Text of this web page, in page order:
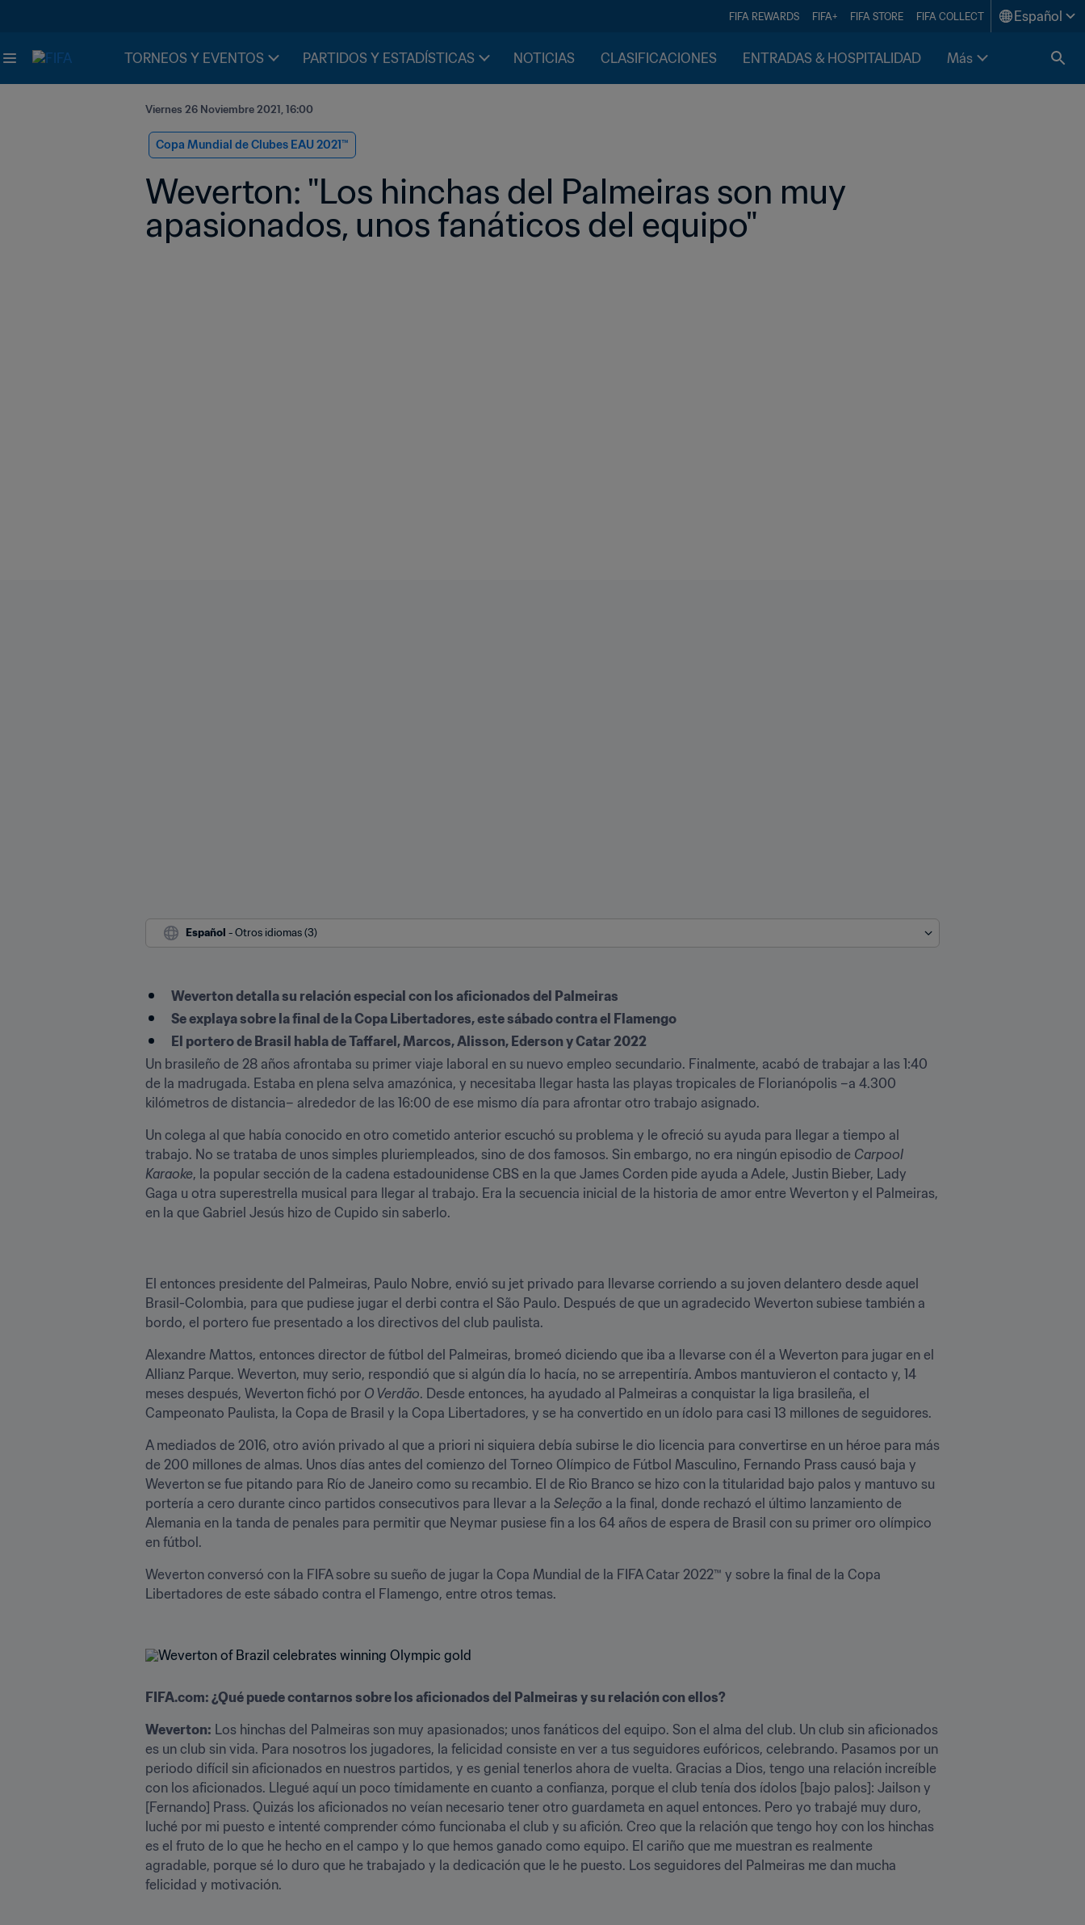
FIFA REWARDS FIFA+ FIFA STORE FIFA COLLECT Español
TORNEOS Y EVENTOS PARTIDOS Y ESTADÍSTICAS NOTICIAS CLASIFICACIONES ENTRADAS & HOSPITALIDAD Más
Viernes 26 Noviembre 2021, 16:00
Copa Mundial de Clubes EAU 2021™
Weverton: "Los hinchas del Palmeiras son muy
apasionados, unos fanáticos del equipo"
Español - Otros idiomas (3)
Weverton detalla su relación especial con los aficionados del Palmeiras
Se explaya sobre la final de la Copa Libertadores, este sábado contra el Flamengo
El portero de Brasil habla de Taffarel, Marcos, Alisson, Ederson y Catar 2022
Un brasileño de 28 años afrontaba su primer viaje laboral en su nuevo empleo secundario. Finalmente, acabó de trabajar a las 1:40
de la madrugada. Estaba en plena selva amazónica, y necesitaba llegar hasta las playas tropicales de Florianópolis –a 4.300
kilómetros de distancia– alrededor de las 16:00 de ese mismo día para afrontar otro trabajo asignado.
Un colega al que había conocido en otro cometido anterior escuchó su problema y le ofreció su ayuda para llegar a tiempo al
trabajo. No se trataba de unos simples pluriempleados, sino de dos famosos. Sin embargo, no era ningún episodio de Carpool
Karaoke, la popular sección de la cadena estadounidense CBS en la que James Corden pide ayuda a Adele, Justin Bieber, Lady
Gaga u otra superestrella musical para llegar al trabajo. Era la secuencia inicial de la historia de amor entre Weverton y el Palmeiras,
en la que Gabriel Jesús hizo de Cupido sin saberlo.
El entonces presidente del Palmeiras, Paulo Nobre, envió su jet privado para llevarse corriendo a su joven delantero desde aquel
Brasil-Colombia, para que pudiese jugar el derbi contra el São Paulo. Después de que un agradecido Weverton subiese también a
bordo, el portero fue presentado a los directivos del club paulista.
Alexandre Mattos, entonces director de fútbol del Palmeiras, bromeó diciendo que iba a llevarse con él a Weverton para jugar en el
Allianz Parque. Weverton, muy serio, respondió que si algún día lo hacía, no se arrepentiría. Ambos mantuvieron el contacto y, 14
meses después, Weverton fichó por O Verdão. Desde entonces, ha ayudado al Palmeiras a conquistar la liga brasileña, el
Campeonato Paulista, la Copa de Brasil y la Copa Libertadores, y se ha convertido en un ídolo para casi 13 millones de seguidores.
A mediados de 2016, otro avión privado al que a priori ni siquiera debía subirse le dio licencia para convertirse en un héroe para más
de 200 millones de almas. Unos días antes del comienzo del Torneo Olímpico de Fútbol Masculino, Fernando Prass causó baja y
Weverton se fue pitando para Río de Janeiro como su recambio. El de Rio Branco se hizo con la titularidad bajo palos y mantuvo su
portería a cero durante cinco partidos consecutivos para llevar a la Seleção a la final, donde rechazó el último lanzamiento de
Alemania en la tanda de penales para permitir que Neymar pusiese fin a los 64 años de espera de Brasil con su primer oro olímpico
en fútbol.
Weverton conversó con la FIFA sobre su sueño de jugar la Copa Mundial de la FIFA Catar 2022™ y sobre la final de la Copa
Libertadores de este sábado contra el Flamengo, entre otros temas.
FIFA.com: ¿Qué puede contarnos sobre los aficionados del Palmeiras y su relación con ellos?
Weverton: Los hinchas del Palmeiras son muy apasionados; unos fanáticos del equipo. Son el alma del club. Un club sin aficionados
es un club sin vida. Para nosotros los jugadores, la felicidad consiste en ver a tus seguidores eufóricos, celebrando. Pasamos por un
periodo difícil sin aficionados en nuestros partidos, y es genial tenerlos ahora de vuelta. Gracias a Dios, tengo una relación increíble
con los aficionados. Llegué aquí un poco tímidamente en cuanto a confianza, porque el club tenía dos ídolos [bajo palos]: Jailson y
[Fernando] Prass. Quizás los aficionados no veían necesario tener otro guardameta en aquel entonces. Pero yo trabajé muy duro,
luché por mi puesto e intenté comprender cómo funcionaba el club y su afición. Creo que la relación que tengo hoy con los hinchas
es el fruto de lo que he hecho en el campo y lo que hemos ganado como equipo. El cariño que me muestran es realmente
agradable, porque sé lo duro que he trabajado y la dedicación que le he puesto. Los seguidores del Palmeiras me dan mucha
felicidad y motivación.